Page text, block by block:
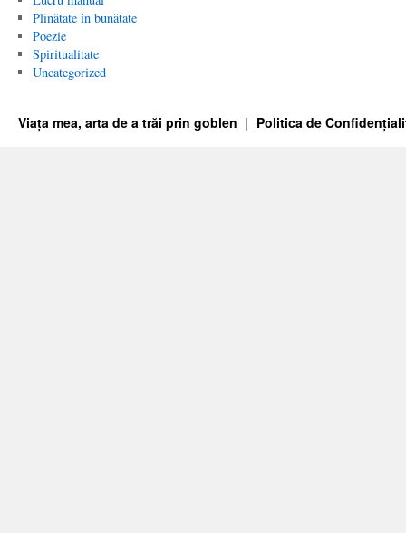
Plinătate în bunătate
Poezie
Spiritualitate
Uncategorized
Viața mea, arta de a trăi prin goblen Politica de